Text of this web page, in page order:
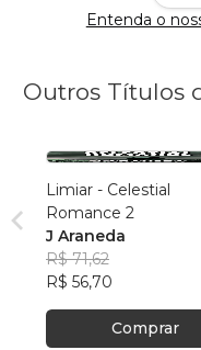
Entenda o
Outros Títulos
Limiar - Celestial
Romance 2
J Araneda
R$ 71,62
R$ 56,70
Comprar